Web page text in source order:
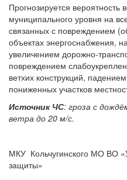
Прогнозируется вероятность
муниципального уровня на
связанных с повреждением
объектах энергоснабжения,
увеличением дорожно-
повреждением
ветхих конструкций,
пониженных участков
Источник ЧС: гроза с
ветра до 20 м/с.
МКУ Кольчугинского МО ВО
защиты»